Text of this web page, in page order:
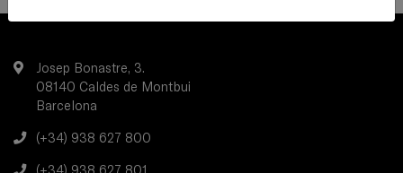
Josep Bonastre, 3.
08140 Caldes de Montbui
Barcelona
(+34) 938 627 800